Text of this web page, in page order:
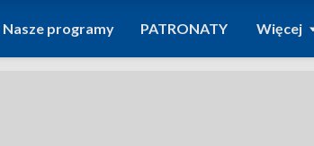
Nasze programy PATRONATY Więcej